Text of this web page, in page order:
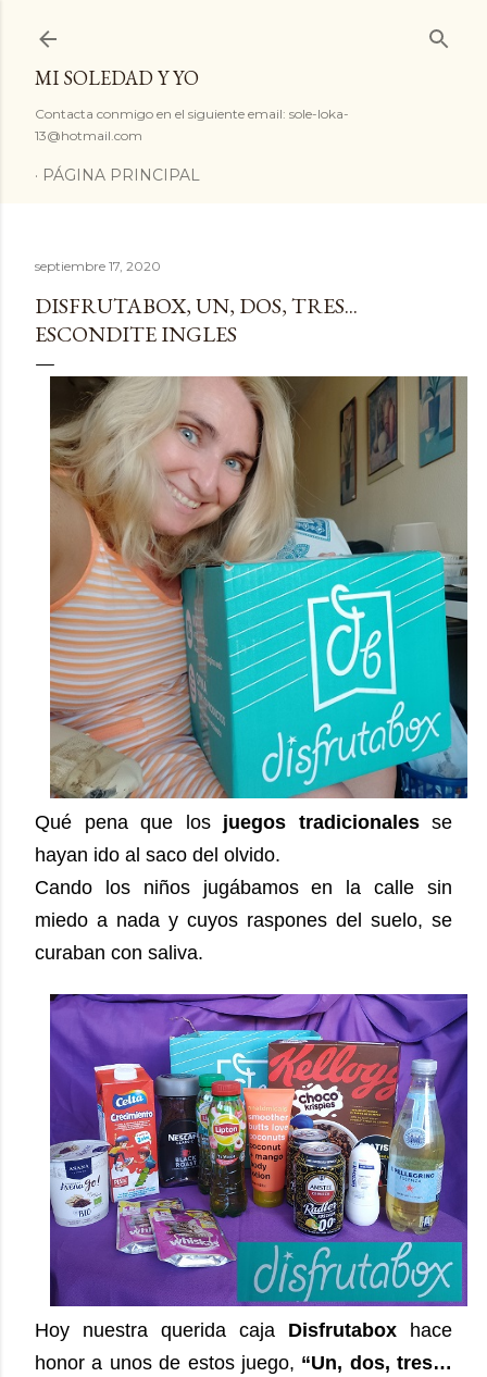
MI SOLEDAD Y YO
Contacta conmigo en el siguiente email: sole-loka-
13@hotmail.com
PÁGINA PRINCIPAL
septiembre 17, 2020
DISFRUTABOX, UN, DOS, TRES...
ESCONDITE INGLES
Qué pena que los juegos tradicionalesse
hayan ido al saco del olvido.
Cando los niños jugábamos en la calle sin
miedo a nada y cuyos raspones del suelo, se
curaban con saliva.
Hoy nuestra querida caja Disfrutabox hace
honor a unos de estos juego, “Un, dos, tres…